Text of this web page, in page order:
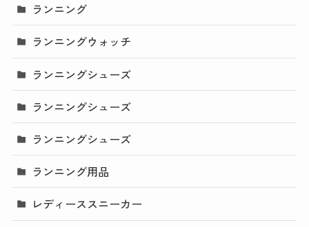
ランニング
ランニングウォッチ
ランニングシューズ
ランニングシューズ
ランニングシューズ
ランニング用品
レディーススニーカー